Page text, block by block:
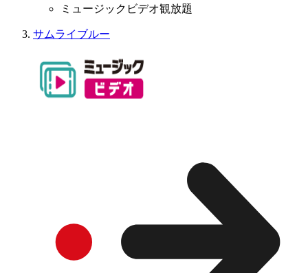
ミュージックビデオ観放題
サムライブルー